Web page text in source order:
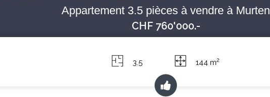
Appartement 3.5 pièces à vendre à Murten
CHF 760'000.-
3.5 144 m2